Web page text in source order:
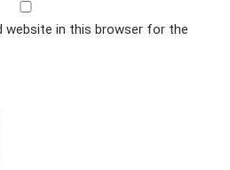
website in this browser for the